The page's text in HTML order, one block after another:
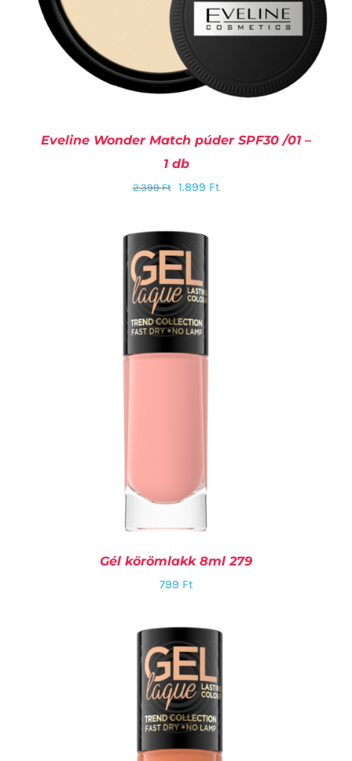
KOSÁRBA TESZEM
Eveline Wonder Match púder SPF30 /01 –
1 db
2.399Ft 1.899 Ft
KOSÁRBA TESZEM / RÉSZLETEK
Gél körömlakk 8ml 279
799 Ft